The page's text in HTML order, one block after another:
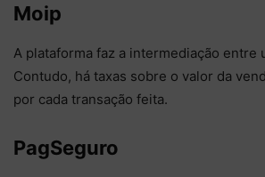
Moip
A plataforma faz a intermediação entre
Contudo, há taxas sobre o valor da
por cada transação feita.
PagSeguro